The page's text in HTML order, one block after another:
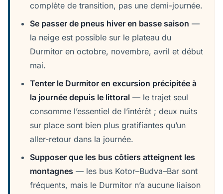
complète de transition, pas une demi-journée.
Se passer de pneus hiver en basse saison —
la neige est possible sur le plateau du
Durmitor en octobre, novembre, avril et début
mai.
Tenter le Durmitor en excursion précipitée à
la journée depuis le littoral — le trajet seul
consomme l’essentiel de l’intérêt ; deux nuits
sur place sont bien plus gratifiantes qu’un
aller-retour dans la journée.
Supposer que les bus côtiers atteignent les
montagnes — les bus Kotor–Budva–Bar sont
fréquents, mais le Durmitor n’a aucune liaison